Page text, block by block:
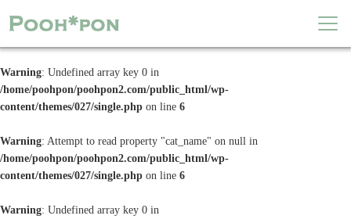
Warning: Undefined array key 0 in
/home/poohpon/poohpon2.com/public_html/wp-
content/themes/027/single.php on line 6
Warning: Attempt to read property "cat_name" on null in
/home/poohpon/poohpon2.com/public_html/wp-
content/themes/027/single.php on line 6
Warning: Undefined array key 0 in